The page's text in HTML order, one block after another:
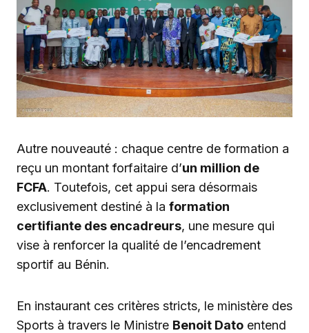
Autre nouveauté : chaque centre de formation a
reçu un montant forfaitaire d’un million de
FCFA. Toutefois, cet appui sera désormais
exclusivement destiné à la formation
certifiante des encadreurs, une mesure qui
vise à renforcer la qualité de l’encadrement
sportif au Bénin.
En instaurant ces critères stricts, le ministère des
Sports à travers le Ministre Benoit Dato entend